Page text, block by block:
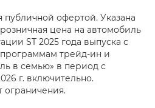
публичной офертой. Указана
цена на автомобиль
ST 2025 года выпуска с
трейд-ин и
в семью» в период с
г. включительно.